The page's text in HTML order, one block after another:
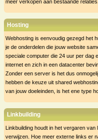
meer verkopen aan bestaande relaties.
Hosting
Webhosting is eenvoudig gezegd het
je de onderdelen die jouw website
speciale computer die 24 uur per dag
internet en zich in een datacenter
Zonder een server is het dus
hebben de keuze uit shared
van jouw doeleinden, is het ene type
Linkbuilding
Linkbuilding houdt in het vergaren
verwijzen. Hoe meer externe links er